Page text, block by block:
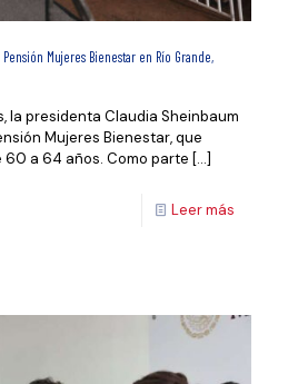
Mujeres Bienestar en Río Grande,
la presidenta Claudia Sheinbaum
Mujeres Bienestar, que
60 a 64 años. Como parte […]
Leer más